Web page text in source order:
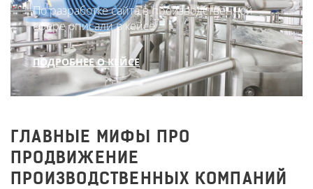
По разработке сайта в производственной
сфере описали в кейсе
ПОДРОБНЕЕ О КЕЙСЕ
ГЛАВНЫЕ МИФЫ ПРО
ПРОДВИЖЕНИЕ
ПРОИЗВОДСТВЕННЫХ КОМПАНИЙ